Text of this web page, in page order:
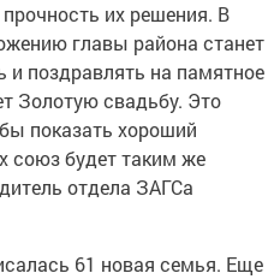
их решения. В
главы района станет
поздравлять на памятное
Золотую свадьбу. Это
показать хороший
союз будет таким же
отдела ЗАГСа
61 новая семья. Еще